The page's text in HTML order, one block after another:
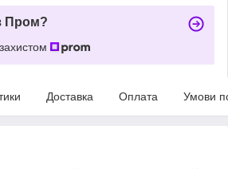
Пром?
Доставка Оплата Умови